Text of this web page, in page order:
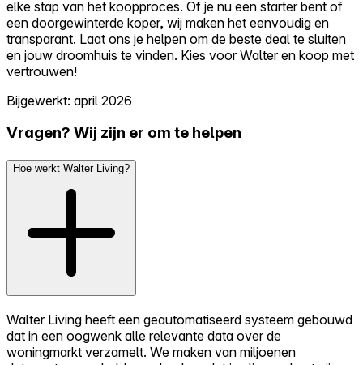
elke stap van het koopproces. Of je nu een starter bent of
een doorgewinterde koper, wij maken het eenvoudig en
transparant. Laat ons je helpen om de beste deal te sluiten
en jouw droomhuis te vinden. Kies voor Walter en koop met
vertrouwen!
Bijgewerkt: april 2026
Vragen? Wij zijn er om te helpen
Hoe werkt Walter Living?
Walter Living heeft een geautomatiseerd systeem gebouwd
dat in een oogwenk alle relevante data over de
woningmarkt verzamelt. We maken van miljoenen